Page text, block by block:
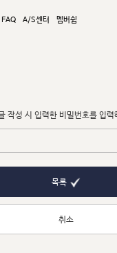
FAQ A/S센터 멤버쉽
작성 시 입력한 비밀번호를 입력
목록
취소